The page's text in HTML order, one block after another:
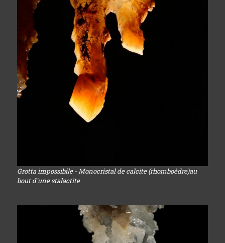
Grotta impossibile - Monocristal de calcite (rhomboèdre)au
bout d'une stalactite